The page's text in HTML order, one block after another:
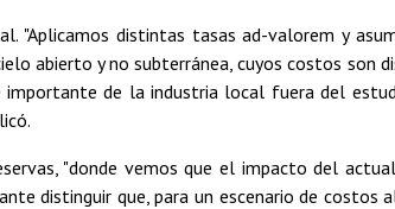
"Aplicamos distintas tasas ad-valorem y
abierto y no subterránea, cuyos costos son
de la industria local fuera del
"donde vemos que el impacto del
distinguir que, para un escenario de costos